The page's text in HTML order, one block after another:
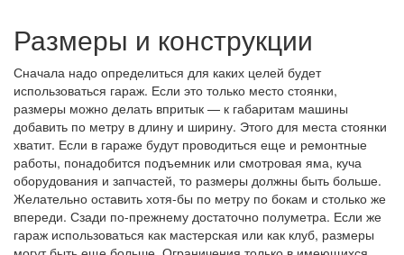
Размеры и конструкции
Сначала надо определиться для каких целей будет
использоваться гараж. Если это только место стоянки,
размеры можно делать впритык — к габаритам машины
добавить по метру в длину и ширину. Этого для места стоянки
хватит. Если в гараже будут проводиться еще и ремонтные
работы, понадобится подъемник или смотровая яма, куча
оборудования и запчастей, то размеры должны быть больше.
Желательно оставить хотя-бы по метру по бокам и столько же
впереди. Сзади по-прежнему достаточно полуметра. Если же
гараж использоваться как мастерская или как клуб, размеры